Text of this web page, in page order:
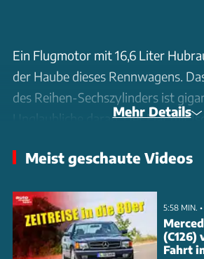
Ein Flugmotor mit 16,6 Liter
der Haube dieses Rennwagens.
des Reihen-Sechszylinders ist
Unglaubliche daran: Der Fiat mit
UK.
Mehr Details
Meist geschaute Videos
5:58 MIN.
(C126)
Fahrt